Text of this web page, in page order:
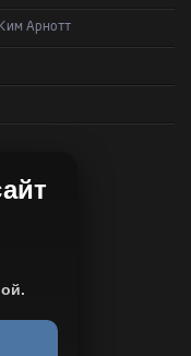
Арнотт